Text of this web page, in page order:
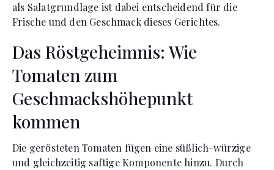
als Salatgrundlage ist dabei entscheidend für die
Frische und den Geschmack dieses Gerichtes.
Das Röstgeheimnis: Wie
Tomaten zum
Geschmackshöhepunkt
kommen
Die gerösteten Tomaten fügen eine süßlich-würzige
und gleichzeitig saftige Komponente hinzu. Durch